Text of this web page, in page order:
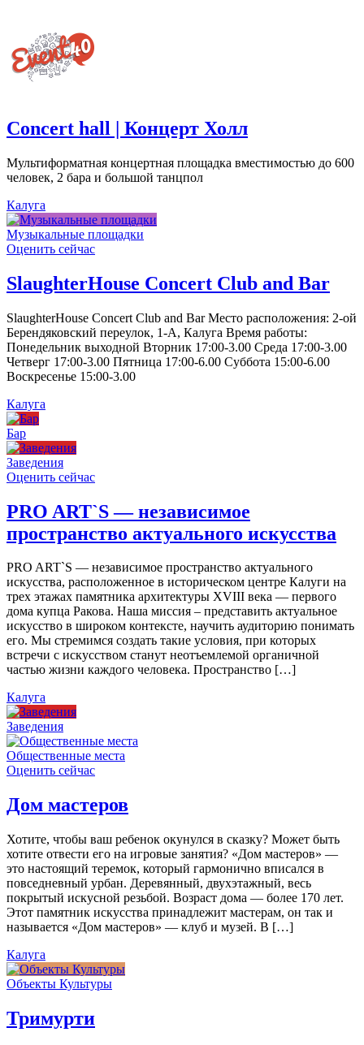
Concert hall | Концерт Холл
Мультиформатная концертная площадка вместимостью до 600
человек, 2 бара и большой танцпол
Калуга
Музыкальные площадки
Оценить сейчас
SlaughterHouse Concert Club and Bar
SlaughterHouse Concert Club and Bar Место расположения: 2-ой
Берендяковский переулок, 1-А, Калуга Время работы:
Понедельник выходной Вторник 17:00-3.00 Среда 17:00-3.00
Четверг 17:00-3.00 Пятница 17:00-6.00 Суббота 15:00-6.00
Воскресенье 15:00-3.00
Калуга
Бар
Заведения
Оценить сейчас
PRO ART`S — независимое
пространство актуального искусства
PRO ART`S — независимое пространство актуального
искусства, расположенное в историческом центре Калуги на
трех этажах памятника архитектуры XVIII века — первого
дома купца Ракова. Наша миссия – представить актуальное
искусство в широком контексте, научить аудиторию понимать
его. Мы стремимся создать такие условия, при которых
встречи с искусством станут неотъемлемой органичной
частью жизни каждого человека. Пространство […]
Калуга
Заведения
Общественные места
Оценить сейчас
Дом мастеров
Хотите, чтобы ваш ребенок окунулся в сказку? Может быть
хотите отвести его на игровые занятия? «Дом мастеров» —
это настоящий теремок, который гармонично вписался в
повседневный урбан. Деревянный, двухэтажный, весь
покрытый искусной резьбой. Возраст дома — более 170 лет.
Этот памятник искусства принадлежит мастерам, он так и
называется «Дом мастеров» — клуб и музей. В […]
Калуга
Объекты Культуры
Тримурти